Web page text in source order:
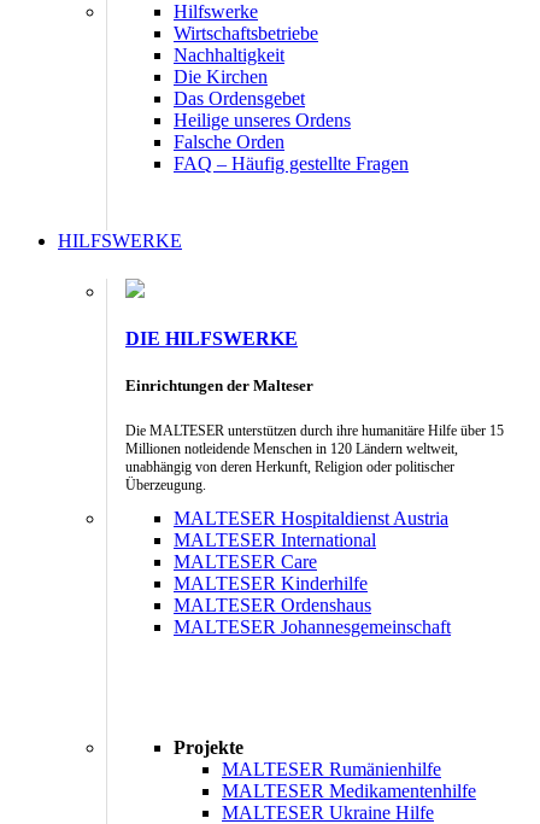
Hilfswerke
Wirtschaftsbetriebe
Nachhaltigkeit
Die Kirchen
Das Ordensgebet
Heilige unseres Ordens
Falsche Orden
FAQ – Häufig gestellte Fragen
HILFSWERKE
DIE HILFSWERKE
Einrichtungen der Malteser
Die MALTESER unterstützen durch ihre humanitäre Hilfe über 15
Millionen notleidende Menschen in 120 Ländern weltweit,
unabhängig von deren Herkunft, Religion oder politischer
Überzeugung.
MALTESER Hospitaldienst Austria
MALTESER International
MALTESER Care
MALTESER Kinderhilfe
MALTESER Ordenshaus
MALTESER Johannesgemeinschaft
Projekte
MALTESER Rumänienhilfe
MALTESER Medikamentenhilfe
MALTESER Ukraine Hilfe